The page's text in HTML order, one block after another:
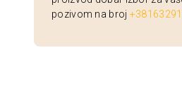
pozivom na broj